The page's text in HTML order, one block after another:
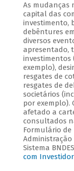
As mudanças
capital das
investimento,
debêntures
diversos
apresentado,
investimentos
exemplo),
resgates de
resgates de
societários
por exemplo).
afetado a
consultados
Formulário de
Administração
Sistema
com